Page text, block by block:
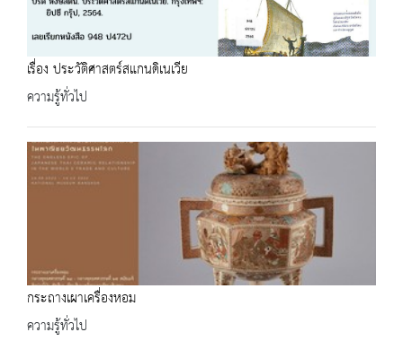
เรื่อง ประวัติศาสตร์สแกนดิเนเวีย
ความรู้ทั่วไป
กระถางเผาเครื่องหอม
ความรู้ทั่วไป